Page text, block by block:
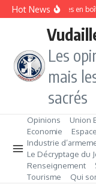
Aller au contenu
Hot NewsSardines en
Les
mais
sacrés
Opinions Union
Economie
Espace
Industrie
Le Décryptage du
Renseignement
Tourisme
Qui